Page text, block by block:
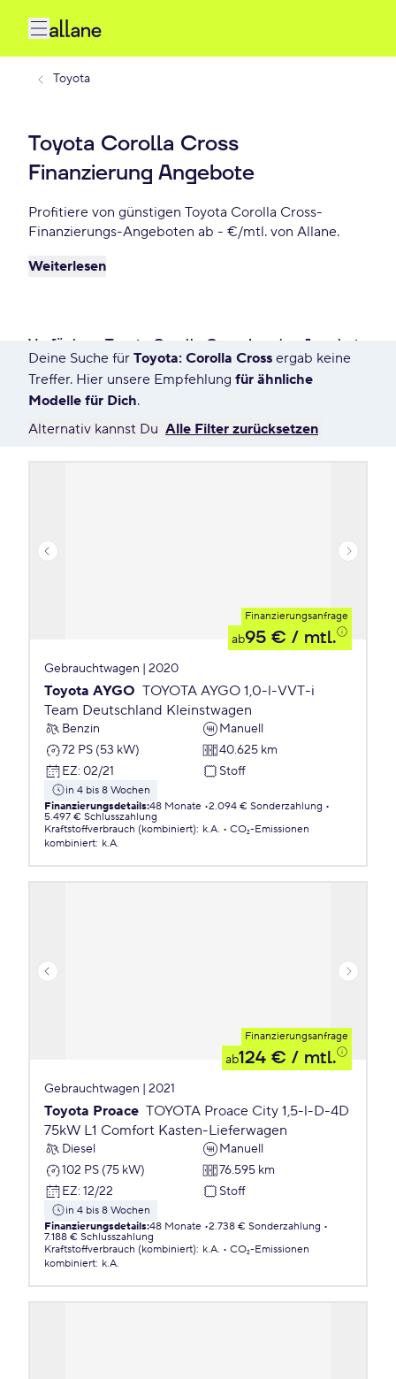
Toyota
Toyota Corolla Cross
Finanzierung Angebote
Profitiere von günstigen Toyota Corolla Cross-
Finanzierungs-Angeboten ab - €/mtl. von Allane.
Weiterlesen
Verfügbare Toyota Corolla Cross Leasing Angebote
5 Angebote für Deine Suche
Deine Suche für Toyota: Corolla Cross ergab keine
Treffer. Hier unsere Empfehlung für ähnliche
Modelle für Dich.
Alternativ kannst Du Alle Filter zurücksetzen
Finanzierungsanfrage
ab95 € / mtl.
Gebrauchtwagen | 2020
Toyota AYGO TOYOTA AYGO 1,0-l-VVT-i
Team Deutschland Kleinstwagen
Benzin
Manuell
72 PS (53 kW)
40.625 km
EZ: 02/21 Stoff
in 4 bis 8 Wochen
Finanzierungsdetails:48 Monate 2.094 € Sonderzahlung
5.497 € Schlusszahlung
Kraftstoffverbrauch (kombiniert): k.A.
CO₂-Emissionen
kombiniert: k.A.
Finanzierungsanfrage
ab124 € / mtl.
Gebrauchtwagen | 2021
Toyota Proace TOYOTA Proace City 1,5-l-D-4D
75kW L1 Comfort Kasten-Lieferwagen
Diesel
Manuell
102 PS (75 kW)
76.595 km
EZ: 12/22 Stoff
in 4 bis 8 Wochen
Finanzierungsdetails:48 Monate 2.738 € Sonderzahlung
7.188 € Schlusszahlung
Kraftstoffverbrauch (kombiniert): k.A.
CO₂-Emissionen
kombiniert: k.A.